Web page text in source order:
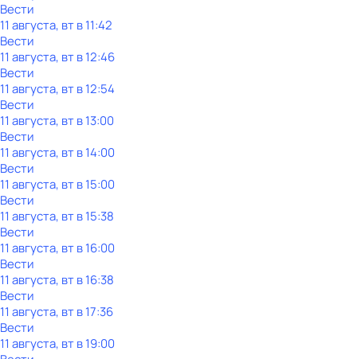
Вести
11 августа, вт в 11:42
Вести
11 августа, вт в 12:46
Вести
11 августа, вт в 12:54
Вести
11 августа, вт в 13:00
Вести
11 августа, вт в 14:00
Вести
11 августа, вт в 15:00
Вести
11 августа, вт в 15:38
Вести
11 августа, вт в 16:00
Вести
11 августа, вт в 16:38
Вести
11 августа, вт в 17:36
Вести
11 августа, вт в 19:00